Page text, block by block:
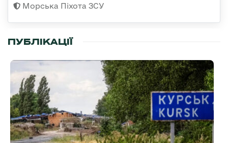
Морська Піхота ЗСУ
ПУБЛІКАЦІЇ